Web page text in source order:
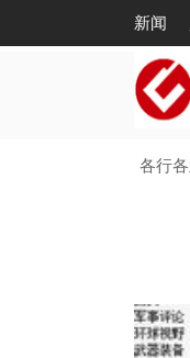
新闻
各行